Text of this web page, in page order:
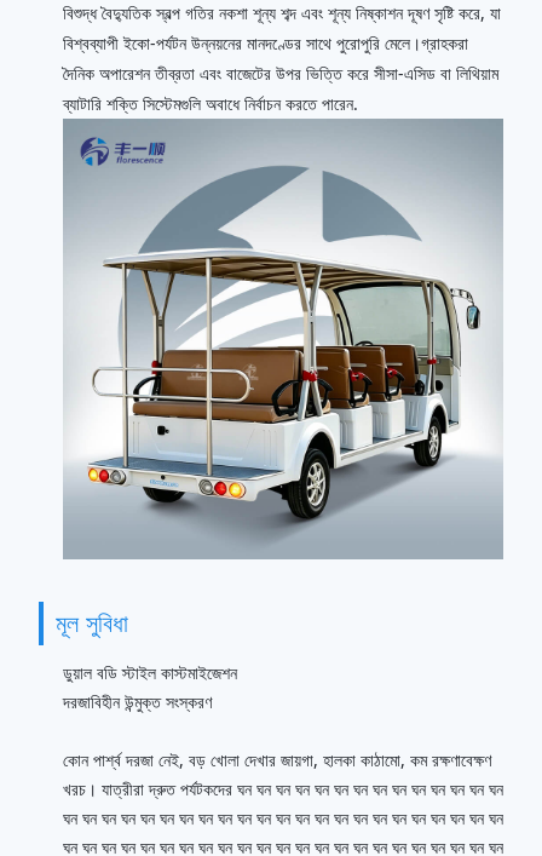
বিশুদ্ধ বৈদ্যুতিক স্বল্প গতির নকশা শূন্য শব্দ এবং শূন্য নিষ্কাশন দূষণ সৃষ্টি করে, যা
বিশ্বব্যাপী ইকো-পর্যটন উন্নয়নের মানদণ্ডের সাথে পুরোপুরি মেলে।গ্রাহকরা
দৈনিক অপারেশন তীব্রতা এবং বাজেটের উপর ভিত্তি করে সীসা-এসিড বা লিথিয়াম
ব্যাটারি শক্তি সিস্টেমগুলি অবাধে নির্বাচন করতে পারেন.
মূল সুবিধা
ডুয়াল বডি স্টাইল কাস্টমাইজেশন
দরজাবিহীন উন্মুক্ত সংস্করণ
কোন পার্শ্ব দরজা নেই, বড় খোলা দেখার জায়গা, হালকা কাঠামো, কম রক্ষণাবেক্ষণ
খরচ। যাত্রীরা দ্রুত পর্যটকদের ঘন ঘন ঘন ঘন ঘন ঘন ঘন ঘন ঘন ঘন ঘন ঘন ঘন ঘন
ঘন ঘন ঘন ঘন ঘন ঘন ঘন ঘন ঘন ঘন ঘন ঘন ঘন ঘন ঘন ঘন ঘন ঘন ঘন ঘন ঘন ঘন ঘন
ঘন ঘন ঘন ঘন ঘন ঘন ঘন ঘন ঘন ঘন ঘন ঘন ঘন ঘন ঘন ঘন ঘন ঘন ঘন ঘন ঘন ঘন ঘন